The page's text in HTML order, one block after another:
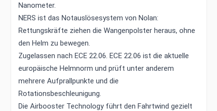
Nanometer.
NERS ist das Notauslösesystem von Nolan:
Rettungskräfte ziehen die Wangenpolster heraus, ohne
den Helm zu bewegen.
Zugelassen nach ECE 22.06. ECE 22.06 ist die aktuelle
europäische Helmnorm und prüft unter anderem
mehrere Aufprallpunkte und die
Rotationsbeschleunigung.
Die Airbooster Technology führt den Fahrtwind gezielt